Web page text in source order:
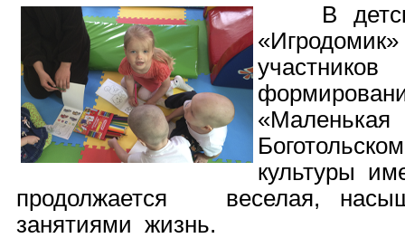
В
культуры
продолжается веселая,
занятиями жизнь.